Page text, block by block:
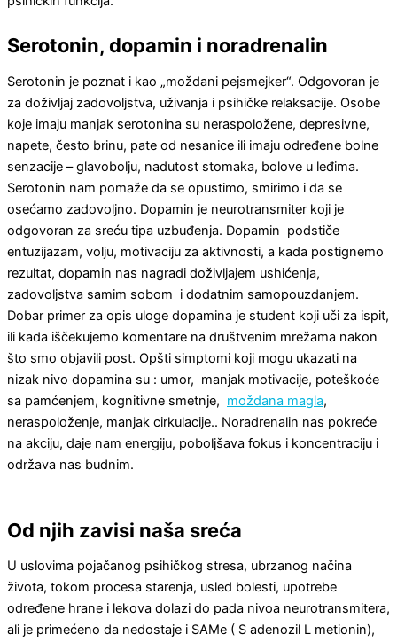
Serotonin, dopamin i noradrenalin
Serotonin je poznat i kao „moždani pejsmejker“. Odgovoran je
za doživljaj zadovoljstva, uživanja i psihičke relaksacije. Osobe
koje imaju manjak serotonina su neraspoložene, depresivne,
napete, često brinu, pate od nesanice ili imaju određene bolne
senzacije – glavobolju, nadutost stomaka, bolove u leđima.
Serotonin nam pomaže da se opustimo, smirimo i da se
osećamo zadovoljno. Dopamin je neurotransmiter koji je
odgovoran za sreću tipa uzbuđenja. Dopamin podstiče
entuzijazam, volju, motivaciju za aktivnosti, a kada postignemo
rezultat, dopamin nas nagradi doživljajem ushićenja,
zadovoljstva samim sobom i dodatnim samopouzdanjem.
Dobar primer za opis uloge dopamina je student koji uči za ispit,
ili kada iščekujemo komentare na društvenim mrežama nakon
što smo objavili post. Opšti simptomi koji mogu ukazati na
nizak nivo dopamina su : umor, manjak motivacije, poteškoće
sa pamćenjem, kognitivne smetnje, moždana magla,
neraspoloženje, manjak cirkulacije.. Noradrenalin nas pokreće
na akciju, daje nam energiju, poboljšava fokus i koncentraciju i
održava nas budnim.
Od njih zavisi naša sreća
U uslovima pojačanog psihičkog stresa, ubrzanog načina
života, tokom procesa starenja, usled bolesti, upotrebe
određene hrane i lekova dolazi do pada nivoa neurotransmitera,
ali je primećeno da nedostaje i SAMe ( S adenozil L metionin),